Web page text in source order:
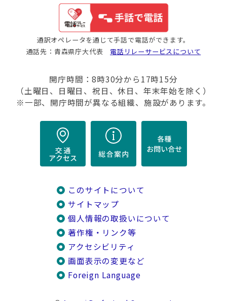
通訳オペレータを通じて手話で電話ができます。
通話先：青森県庁大代表 電話リレーサービスについて
開庁時間：8時30分から17時15分
（土曜日、日曜日、祝日、休日、年末年始を除く）
※一部、開庁時間が異なる組織、施設があります。
このサイトについて
サイトマップ
個人情報の取扱いについて
著作権・リンク等
アクセシビリティ
画面表示の変更など
Foreign Language